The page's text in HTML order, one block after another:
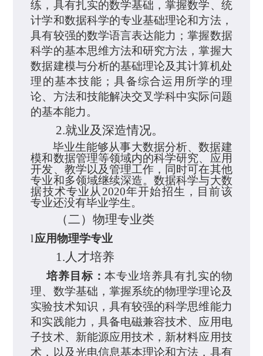
练，具有扎实的数学基础，掌握数学、 统
计学和数据科学的专业基础理论和方法，
具有较强的数学语言表达能力；掌握数据
科学的基本思维方法和研究方法 ，掌握大
数据建模与分析的基础理论及其计算机处
理的基本技能 ；具备综合运用所学的理
论、方法和技能解决交叉学科中实际问题
的基本能力。
2.就业及深造情况。
毕业生能够从事大数据分析、数据建
模和数据管理等领域内的科学研究、应用
开发、教学以及管理工作，同时可在其他
专业和多领域继续深造。数据科学与大数
据技术专业从 2020年开始招生，目前该
专业还没有毕业学生。
（二）物理专业类
l应用物理学专业
1.人才培养
培养目标：本专业培养具有扎实的物
理、数学基础，掌握系统的物理学理论及
实验技术知识，具有较强的科学思维能力
和实践能力，具备电磁兼容技术、应用电
子技术、新能源应用技术，新材料应用技
术， 以及光电信息基本理论和方法，具有